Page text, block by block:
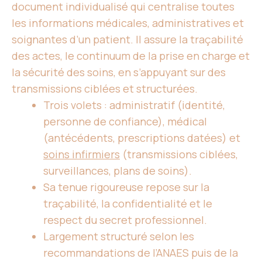
document individualisé qui centralise toutes
les informations médicales, administratives et
soignantes d’un patient. Il assure la traçabilité
des actes, le continuum de la prise en charge et
la sécurité des soins, en s’appuyant sur des
transmissions ciblées et structurées.
Trois volets : administratif (identité,
personne de confiance), médical
(antécédents, prescriptions datées) et
soins infirmiers (transmissions ciblées,
surveillances, plans de soins).
Sa tenue rigoureuse repose sur la
traçabilité, la confidentialité et le
respect du secret professionnel.
Largement structuré selon les
recommandations de l’ANAES puis de la